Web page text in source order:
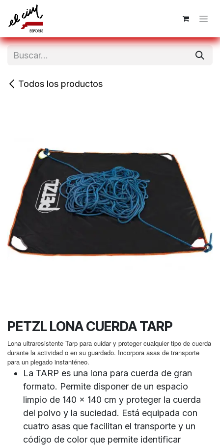
Ir al contenido
Todos los productos
PETZL LONA CUERDA TARP
Lona ultraresistente Tarp para cuidar y proteger cualquier tipo de cuerda
durante la actividad o en su guardado. Incorpora asas de transporte
para un plegado instanténeo.
La TARP es una lona para cuerda de gran
formato. Permite disponer de un espacio
limpio de 140 x 140 cm y proteger la cuerda
del polvo y la suciedad. Está equipada con
cuatro asas que facilitan el transporte y un
código de color que permite identificar